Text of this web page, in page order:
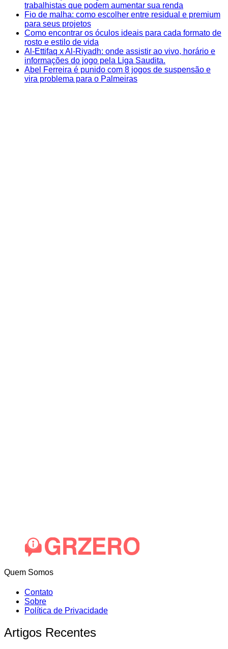
trabalhistas que podem aumentar sua renda
Fio de malha: como escolher entre residual e premium
para seus projetos
Como encontrar os óculos ideais para cada formato de
rosto e estilo de vida
Al-Ettifaq x Al-Riyadh: onde assistir ao vivo, horário e
informações do jogo pela Liga Saudita.
Abel Ferreira é punido com 8 jogos de suspensão e
vira problema para o Palmeiras
Quem Somos
Contato
Sobre
Política de Privacidade
Artigos Recentes